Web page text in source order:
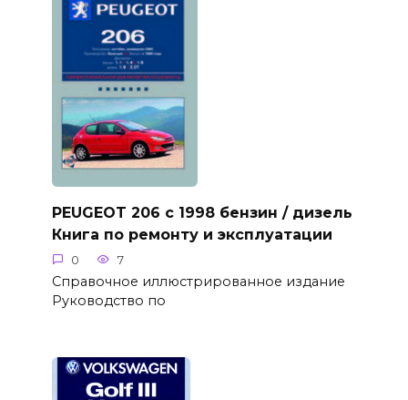
PEUGEOT 206 с 1998 бензин / дизель
Книга по ремонту и эксплуатации
0 7
Справочное иллюстрированное издание
Руководство по